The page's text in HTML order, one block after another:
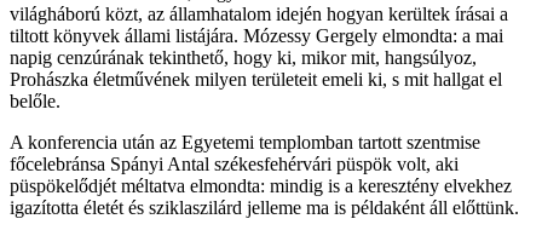
világháború közt, az államhatalom idején hogyan kerültek írásai a
tiltott könyvek állami listájára. Mózessy Gergely elmondta: a mai
napig cenzúrának tekinthető, hogy ki, mikor mit, hangsúlyoz,
Prohászka életművének milyen területeit emeli ki, s mit hallgat el
belőle.
A konferencia után az Egyetemi templomban tartott szentmise
főcelebránsa Spányi Antal székesfehérvári püspök volt, aki
püspökelődjét méltatva elmondta: mindig is a keresztény elvekhez
igazította életét és sziklaszilárd jelleme ma is példaként áll előttünk.